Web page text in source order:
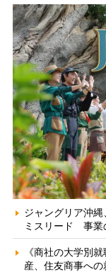
ジャングリア沖
ミスリード 事業
《商社の大学別
産、住友商事へ